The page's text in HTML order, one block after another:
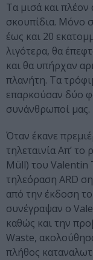
Τα μισά και
σκουπίδια. Μόνο
έως και 20
λιγότερα, θα
και θα υπήρχαν
πλανήτη. Τα
επαρκούσαν δύο
συνάνθρωποί μας.
Όταν έκανε
τηλεταινία Απ’
Müll) του Valentin
τηλεόραση ARD
από την έκδοση
συνέγραψαν ο
καθώς και την
Waste,
πλήθος